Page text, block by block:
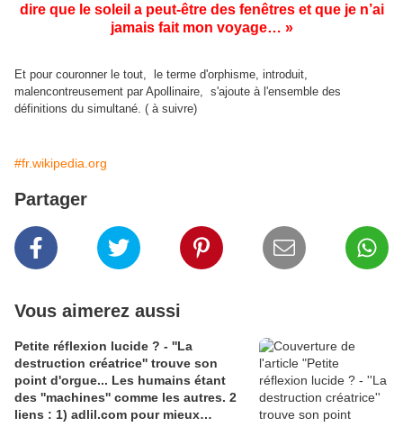
dire que le soleil a peut-être des fenêtres et que je n’ai
jamais fait mon voyage… »
Et pour couronner le tout, le terme d'orphisme, introduit,
malencontreusement par Apollinaire, s'ajoute à l'ensemble des
définitions du simultané. ( à suivre)
#fr.wikipedia.org
Partager
Vous aimerez aussi
Petite réflexion lucide ? - ''La
destruction créatrice'' trouve son
point d'orgue... Les humains étant
des ''machines'' comme les autres. 2
liens : 1) adlil.com pour mieux